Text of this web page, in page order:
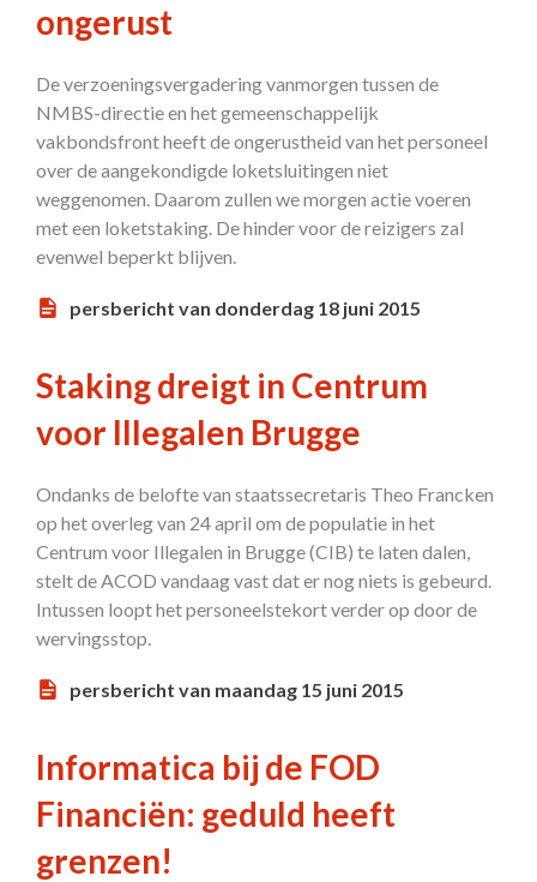
ongerust
De verzoeningsvergadering vanmorgen tussen de
NMBS-directie en het gemeenschappelijk
vakbondsfront heeft de ongerustheid van het personeel
over de aangekondigde loketsluitingen niet
weggenomen. Daarom zullen we morgen actie voeren
met een loketstaking. De hinder voor de reizigers zal
evenwel beperkt blijven.
persbericht van donderdag 18 juni 2015
Staking dreigt in Centrum
voor Illegalen Brugge
Ondanks de belofte van staatssecretaris Theo Francken
op het overleg van 24 april om de populatie in het
Centrum voor Illegalen in Brugge (CIB) te laten dalen,
stelt de ACOD vandaag vast dat er nog niets is gebeurd.
Intussen loopt het personeelstekort verder op door de
wervingsstop.
persbericht van maandag 15 juni 2015
Informatica bij de FOD
Financiën: geduld heeft
grenzen!